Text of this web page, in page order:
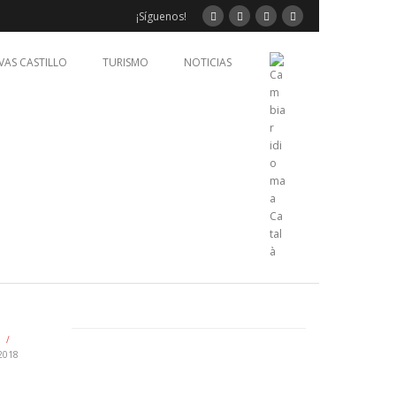
¡Síguenos!
CASTILLO TURISMO NOTICIAS
/